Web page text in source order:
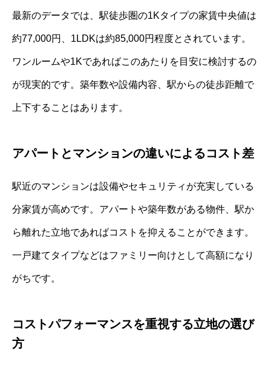
最新のデータでは、駅徒歩圏の1Kタイプの家賃中央値は
約77,000円、1LDKは約85,000円程度とされています。
ワンルームや1Kであればこのあたりを目安に検討するの
が現実的です。築年数や設備内容、駅からの徒歩距離で
上下することはあります。
アパートとマンションの違いによるコスト差
駅近のマンションは設備やセキュリティが充実している
分家賃が高めです。アパートや築年数がある物件、駅か
ら離れた立地であればコストを抑えることができます。
一戸建てタイプなどはファミリー向けとして高額になり
がちです。
コストパフォーマンスを重視する立地の選び
方